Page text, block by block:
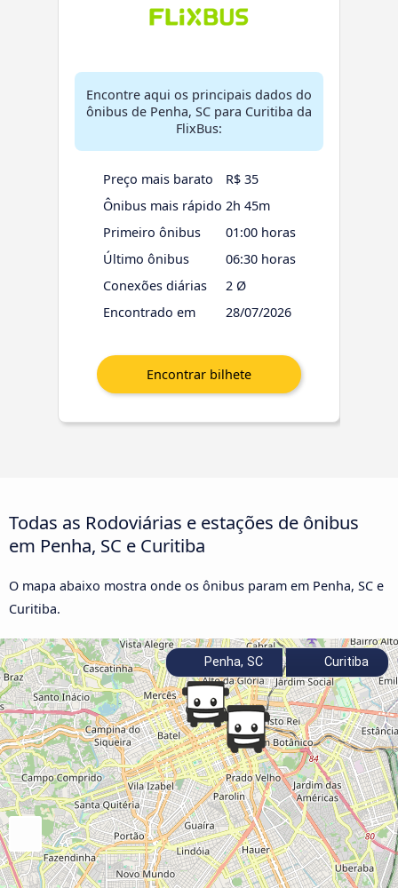
Encontre aqui os principais dados do
ônibus de Penha, SC para Curitiba da
FlixBus:
Preço mais barato
R$ 35
Ônibus mais rápido 2h 45m
Primeiro ônibus
01:00 horas
Último ônibus
06:30 horas
Conexões diárias
2 Ø
Encontrado em
28/07/2026
Todas as Rodoviárias e estações de ônibus
em Penha, SC e Curitiba
O mapa abaixo mostra onde os ônibus param em Penha, SC e
Curitiba.
Penha, SC Curitiba